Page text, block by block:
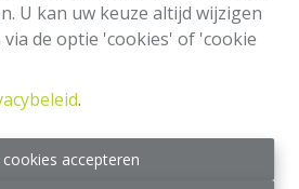
U kan uw keuze altijd wijzigen
de optie 'cookies' of 'cookie
.
cookies accepteren
122, 1030 Schaerbeek